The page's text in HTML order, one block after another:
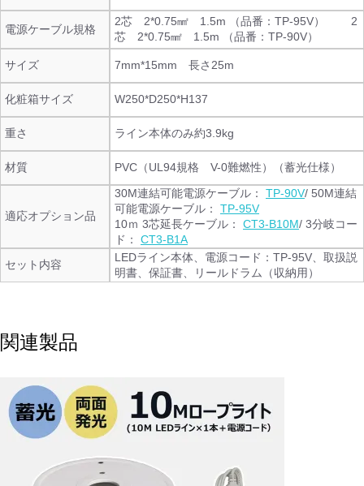
電源ケーブル規格
2芯 2*0.75㎟ 1.5m （品番：TP-95V） 2
芯 2*0.75㎟ 1.5m （品番：TP-90V）
サイズ 7mm*15mm 長さ25m
化粧箱サイズ W250*D250*H137
重さ ライン本体のみ約3.9kg
材質 PVC（UL94規格 V-0難燃性）（蓄光仕様）
適応オプション品
30M連結可能電源ケーブル： TP-90V/ 50M連結
可能電源ケーブル： TP-95V
10ｍ 3芯延長ケーブル： CT3-B10M/ 3分岐コー
ド： CT3-B1A
セット内容
LEDライン本体、電源コード：TP-95V、取扱説
明書、保証書、リールドラム（収納用）
関連製品